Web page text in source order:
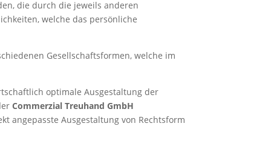
die durch die jeweils anderen
welche das persönliche
Gesellschaftsformen, welche im
optimale Ausgestaltung der
Commerzial Treuhand GmbH
angepasste Ausgestaltung von Rechtsform